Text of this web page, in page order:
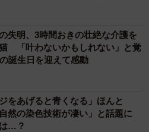
カルボナーラが正解／「ひかりとよし
供
失明、3時間おきの壮絶な介護を
「叶わないかもしれない」と覚
誕生日を迎えて感動
をあげると青くなる」ほんと
然の染色技術が凄い」と話題に
…？